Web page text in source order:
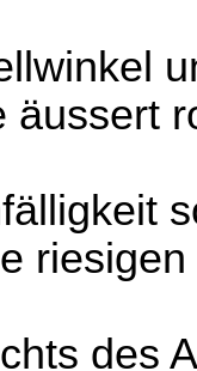
äussert
des